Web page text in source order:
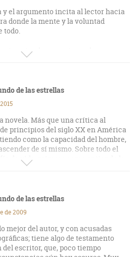
el argumento incita al lector hacia
donde la mente y la voluntad
todo.
tienden a ser irregulares y
Es por ello que esta obra no
mismo modo que el eje central de su
de "El vagabundo de las
y entretenida (en ciertos
como conjunto global.
obras que "mejora" cuando se
de las estrellas
novela. Más que una crítica al
principios del siglo XX en América
como la capacidad del hombre,
de sí mismo. Sobre todo el
de vida, primero como entiende la
muchos casos) y el proceso de
como queda resumido en el
sorpresa y muy recomendable.
de las estrellas
de 2009
mejor del autor, y con acusadas
tiene algo de testamento
escritor, que, poco tiempo